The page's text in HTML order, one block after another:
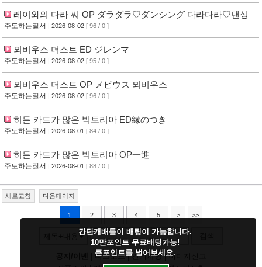
레이와의 다라 씨 OP ダラダラ♡ダンシング 다라다라♡댄싱
주도하는질서 | 2026-08-02 [ 96 / 0 ]
뫼비우스 더스트 ED ジレンマ
주도하는질서 | 2026-08-02 [ 95 / 0 ]
뫼비우스 더스트 OP メビウス 뫼비우스
주도하는질서 | 2026-08-02 [ 96 / 0 ]
히든 카드가 많은 빅토리아 ED縁のつき
주도하는질서 | 2026-08-01 [ 84 / 0 ]
히든 카드가 많은 빅토리아 OP一進
주도하는질서 | 2026-08-01 [ 88 / 0 ]
새로고침 다음페이지
1 2 3 4 5 > >>
다크모드|건의사항|이미지신고
간단캐배틀이 배팅이 가능합니다.
10만포인트 무료배팅가능!
큰포인트를 벌어보세요.